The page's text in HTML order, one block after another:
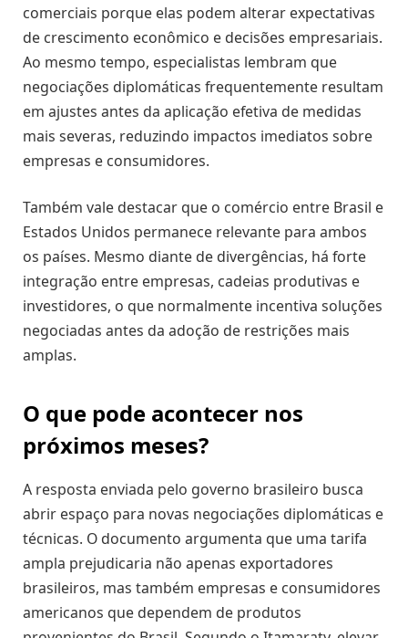
comerciais porque elas podem alterar expectativas
de crescimento econômico e decisões empresariais.
Ao mesmo tempo, especialistas lembram que
negociações diplomáticas frequentemente resultam
em ajustes antes da aplicação efetiva de medidas
mais severas, reduzindo impactos imediatos sobre
empresas e consumidores.
Também vale destacar que o comércio entre Brasil e
Estados Unidos permanece relevante para ambos
os países. Mesmo diante de divergências, há forte
integração entre empresas, cadeias produtivas e
investidores, o que normalmente incentiva soluções
negociadas antes da adoção de restrições mais
amplas.
O que pode acontecer nos
próximos meses?
A resposta enviada pelo governo brasileiro busca
abrir espaço para novas negociações diplomáticas e
técnicas. O documento argumenta que uma tarifa
ampla prejudicaria não apenas exportadores
brasileiros, mas também empresas e consumidores
americanos que dependem de produtos